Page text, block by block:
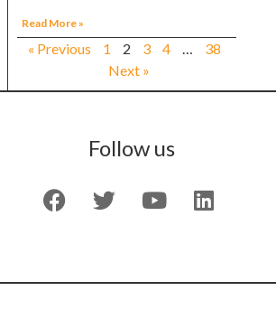
Read More »
« Previous 1 2 3 4 …
38
Next »
Follow us